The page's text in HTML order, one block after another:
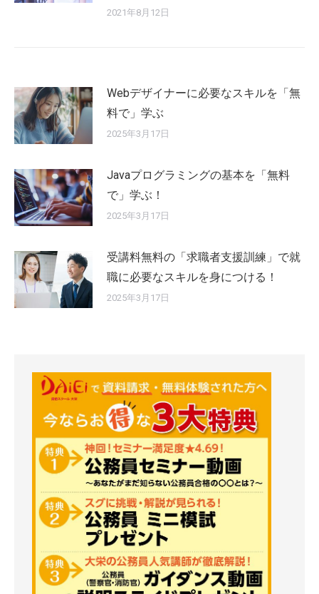
2021年8月12日
Webデザイナーに必要なスキルを「無
料で」学ぶ
2025年3月17日
Javaプログラミングの基本を「無料
で」学ぶ！
2025年3月17日
受講料無料の「求職者支援訓練」で就
職に必要なスキルを身につける！
2025年3月17日